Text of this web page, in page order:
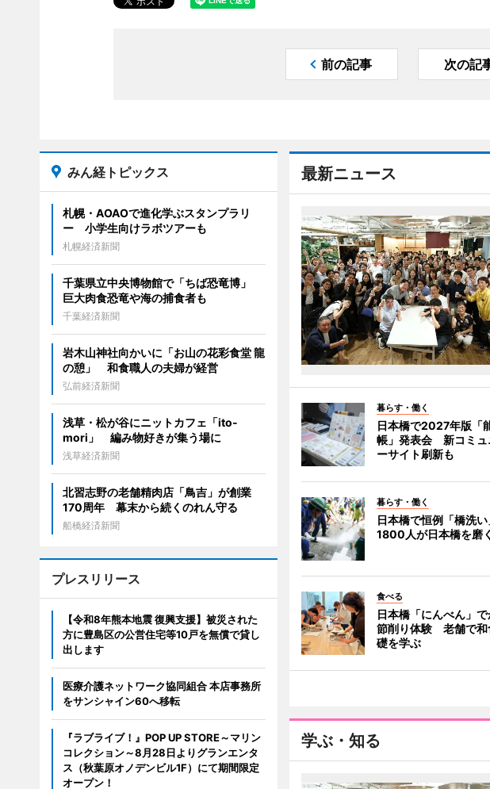
前の記事 次の記
最新ニュース
暮らす・働く
日本橋で2027年版「
帳」発表会 新コミュ
ーサイト刷新も
暮らす・働く
日本橋で恒例「橋洗
1800人が日本橋を磨く
食べる
日本橋「にんべん」
節削り体験 老舗で和
礎を学ぶ
学ぶ・知る
みん経トピックス
札幌・AOAOで進化学ぶスタンプラリ
ー 小学生向けラボツアーも
札幌経済新聞
千葉県立中央博物館で「ちば恐竜博」
巨大肉食恐竜や海の捕食者も
千葉経済新聞
岩木山神社向かいに「お山の花彩食堂 龍
の憩」 和食職人の夫婦が経営
弘前経済新聞
浅草・松が谷にニットカフェ「ito-
mori」 編み物好きが集う場に
浅草経済新聞
北習志野の老舗精肉店「鳥吉」が創業
170周年 幕末から続くのれん守る
船橋経済新聞
プレスリリース
【令和8年熊本地震 復興支援】被災された
方に豊島区の公営住宅等10戸を無償で貸し
出します
医療介護ネットワーク協同組合 本店事務所
をサンシャイン60へ移転
『ラブライブ！』POP UP STORE～マリン
コレクション～8月28日よりグランエンタ
ス（秋葉原オノデンビル1F）にて期間限定
オープン！